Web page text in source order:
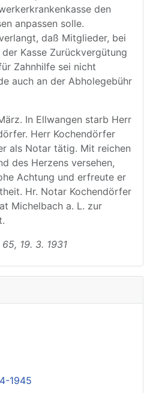
den
anpassen solle.
daß Mitglieder, bei
Kasse Zurückvergütung
Zahnhilfe sei nicht
auch an der Abholegebühr
In Ellwangen starb Herr
Herr Kochendörfer
als Notar tätig. Mit reichen
des Herzens versehen,
Achtung und erfreute er
Hr. Notar Kochendörfer
Michelbach a. L. zur
19. 3. 1931
1945